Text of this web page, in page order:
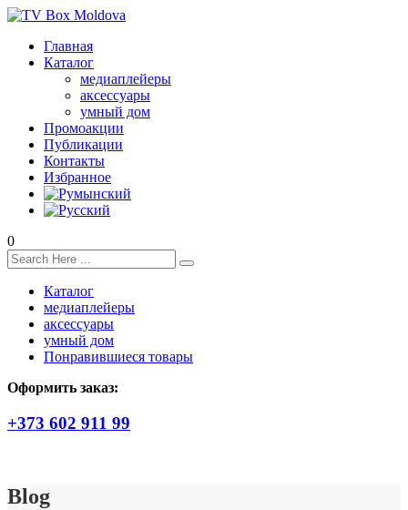
Главная
Каталог
медиаплейеры
аксессуары
умный дом
Промоакции
Публикации
Контакты
Избранное
0
Каталог
медиаплейеры
аксессуары
умный дом
Понравившиеся товары
Оформить заказ:
+373 602 911 99
Blog